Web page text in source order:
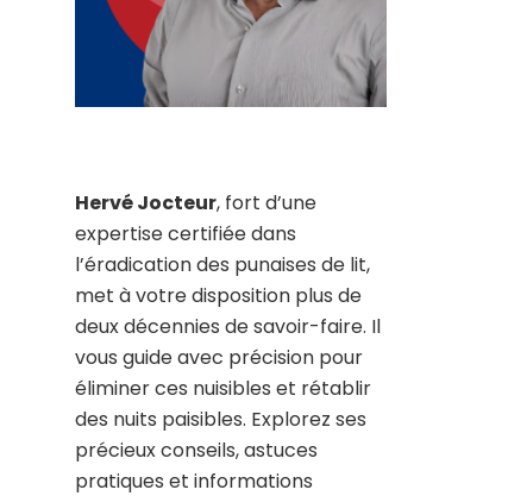
Hervé Jocteur, fort d’une
expertise certifiée dans
l’éradication des punaises de lit,
met à votre disposition plus de
deux décennies de savoir-faire. Il
vous guide avec précision pour
éliminer ces nuisibles et rétablir
des nuits paisibles. Explorez ses
précieux conseils, astuces
pratiques et informations